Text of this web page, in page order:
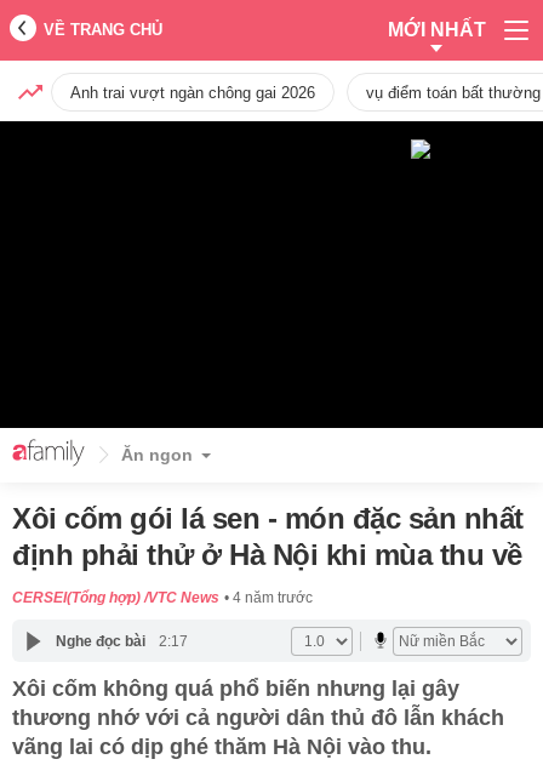
VỀ TRANG CHỦ MỚI NHẤT
Anh trai vượt ngàn chông gai 2026 vụ điểm toán bất
Ăn ngon
Xôi cốm gói lá sen - món đặc sản nhất
định phải thử ở Hà Nội khi mùa thu về
CERSEI(Tổng hợp) /VTC News 4 năm trước
Nghe đọc bài 2:17
Xôi cốm không quá phổ biến nhưng lại gây
thương nhớ với cả người dân thủ đô lẫn khách
vãng lai có dịp ghé thăm Hà Nội vào thu.